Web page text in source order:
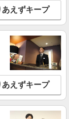
ク 木更津） ★
を見る
290,000円 ※試用
※経験・能力によ
三井アウトレッ
あえずキープ
あえずキープ